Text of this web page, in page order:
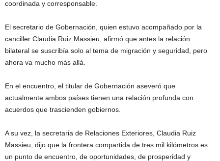
coordinada y corresponsable.
El secretario de Gobernación, quien estuvo acompañado por la
canciller Claudia Ruiz Massieu, afirmó que antes la relación
bilateral se suscribía solo al tema de migración y seguridad, pero
ahora va mucho más allá.
En el encuentro, el titular de Gobernación aseveró que
actualmente ambos países tienen una relación profunda con
acuerdos que trascienden gobiernos.
A su vez, la secretaria de Relaciones Exteriores, Claudia Ruiz
Massieu, dijo que la frontera compartida de tres mil kilómetros es
un punto de encuentro, de oportunidades, de prosperidad y